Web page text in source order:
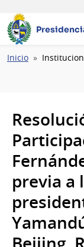
Ruta
Inicio
previa a